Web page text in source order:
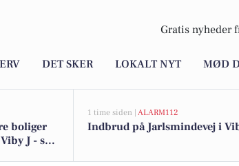
Gratis nyheder
DET SKER LOKALT NYT MØD
boliger
J - se
1 time siden | ALARM112
Indbrud på Jarlsmindevej i